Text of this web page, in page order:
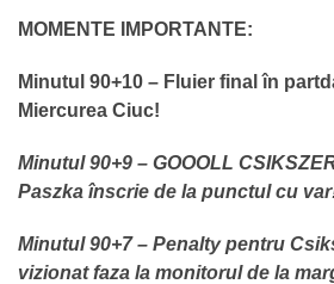
MOMENTE IMPORTANTE:
Minutul 90+10 – Fluier final în
Miercurea Ciuc!
Minutul 90+9 – GOOOLL
Paszka înscrie de la punctul cu
Minutul 90+7 – Penalty pentru
vizionat faza la monitorul de la